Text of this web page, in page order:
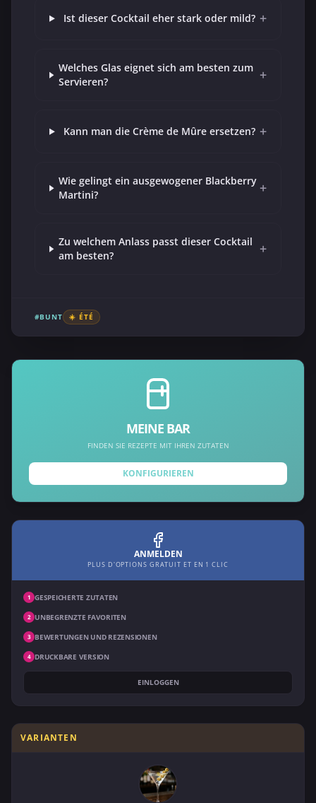
Ist dieser Cocktail eher stark oder mild? +
Welches Glas eignet sich am besten zum
Servieren?
+
Kann man die Crème de Mûre ersetzen? +
Wie gelingt ein ausgewogener Blackberry
Martini?
+
Zu welchem Anlass passt dieser Cocktail
am besten?
+
#BUNT ☀️ ÉTÉ
MEINE BAR
FINDEN SIE REZEPTE MIT IHREN ZUTATEN
KONFIGURIEREN
ANMELDEN
PLUS D'OPTIONS GRATUIT ET EN 1 CLIC
1 GESPEICHERTE ZUTATEN
2 UNBEGRENZTE FAVORITEN
3 BEWERTUNGEN UND REZENSIONEN
4 DRUCKBARE VERSION
EINLOGGEN
VARIANTEN